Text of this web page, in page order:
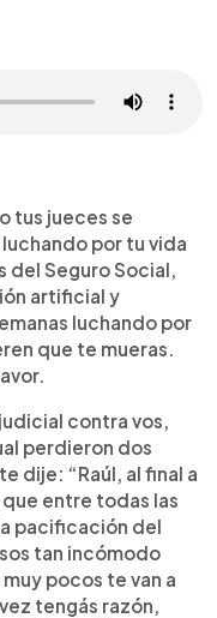
tus jueces se
por tu vida
del Seguro Social,
artificial y
luchando por
que te mueras.
contra vos,
perdieron dos
dije: “Raúl, al final a
entre todas las
pacificación del
tan incómodo
pocos te van a
tengás razón,